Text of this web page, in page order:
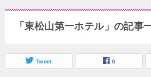
「東松山第一ホテル」の記事
Tweet 0